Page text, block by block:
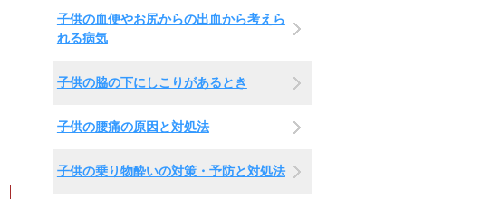
子供の血便やお尻からの出血から考えら
れる病気
子供の脇の下にしこりがあるとき
子供の腰痛の原因と対処法
子供の乗り物酔いの対策・予防と対処法